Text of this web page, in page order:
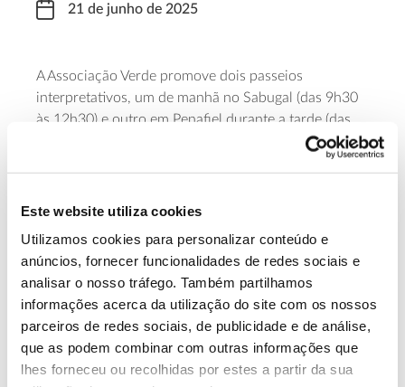
Este website utiliza cookies
Utilizamos cookies para personalizar conteúdo e
anúncios, fornecer funcionalidades de redes sociais e
analisar o nosso tráfego. Também partilhamos
informações acerca da utilização do site com os nossos
parceiros de redes sociais, de publicidade e de análise,
que as podem combinar com outras informações que
lhes forneceu ou recolhidas por estes a partir da sua
21 de junho de 2025
A Associação Verde promove dois passeios
interpretativos, um de manhã no Sabugal (das 9h30
às 12h30) e outro em Penafiel durante a tarde (das
15h00 às 18h00). O objetivo da caminhada é
grande porte – as gigantes verdes.
Saiba mais e faça a inscrição
13.07.2026
Genoma do priolo e de outras espécies em risco:
conhecer para conservar